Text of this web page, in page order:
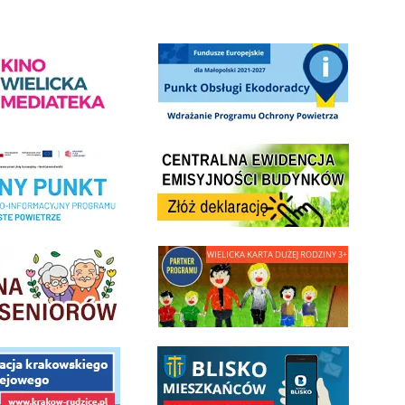
Punkt Obsługi Ekodoradcy Wieliczka
Czyste Powietrze w Gminie WieliczkaCentrala Ewidencja Emisyjności Budynków - złóż
Rady Seniorow - Wieliczka link do strony - Wielicka Karta Dużej Rodziny
Społecznego
budowy linii kolejowej Krakow Rudzicelink do opisu aplikacji - BLISKO, Gmina Wieliczka w